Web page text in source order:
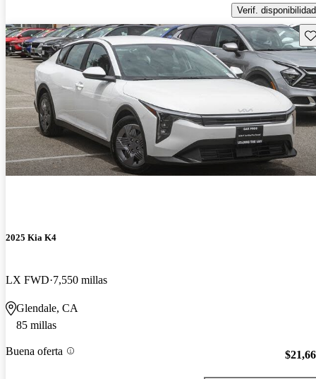
Verif. disponibilidad
2025 Kia K4
LX FWD 7,550 millas
Glendale, CA
85 millas
Buena oferta